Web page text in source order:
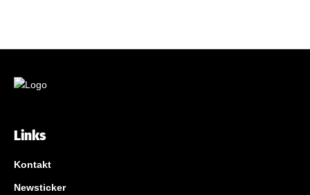
Links
Kontakt
Newsticker